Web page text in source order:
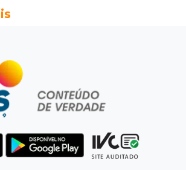
MS têm salários de até R$ 8,2 mil;
durante roubo de carro e
em pátio
Bragantino por 2 a 0 e sobe